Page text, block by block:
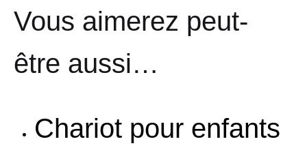
Vous aimerez peut-
être aussi…
Chariot pour enfants